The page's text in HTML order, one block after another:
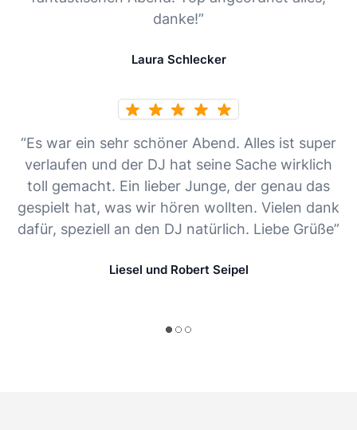
danke!”
Laura Schlecker
“Es war ein sehr schöner Abend. Alles ist super
verlaufen und der DJ hat seine Sache wirklich
toll gemacht. Ein lieber Junge, der genau das
gespielt hat, was wir hören wollten. Vielen dank
dafür, speziell an den DJ natürlich. Liebe Grüße”
Liesel und Robert Seipel